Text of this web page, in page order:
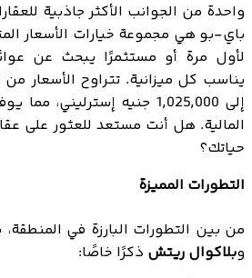
واحدة من الجوانب الأكثر جاذبية
باي-بو هي مجموعة خيارات الأسعار
لأول مرة أو مستثمرًا يبحث عن
إلى 1,025,000 جنيه
المالية. هل أنت مستعد للعثور على
حياتك؟
التطورات المميزة
من بين التطورات البارزة في
وبلاكوال ريتش ذكرًا خاصًا: